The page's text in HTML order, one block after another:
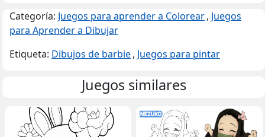
Categoría: Juegos para aprender a Colorear, Juegos
para Aprender a Dibujar
Etiqueta: Dibujos de barbie, Juegos para pintar
Juegos similares